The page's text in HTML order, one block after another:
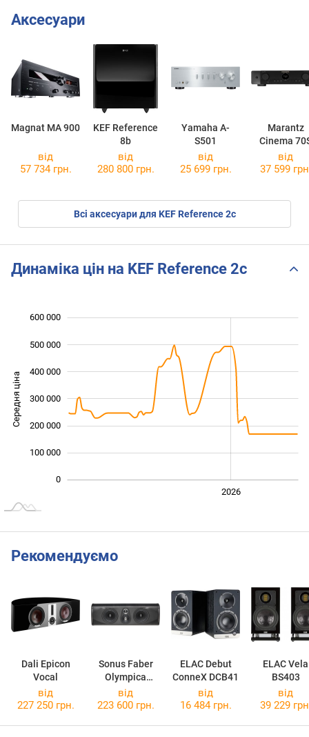
Аксесуари
Magnat MA 900
KEF Reference
8b
Yamaha A-
S501
Marantz
Cinema
від
57 734 грн.
від
280 800 грн.
від
25 699 грн.
від
37 599
Всі аксесуари для KEF Reference 2c
Динаміка цін на KEF Reference 2c
Середня ціна 100 000
0
100 000
200 000
300 000
400 000
500 000
600 000
2026
Рекомендуємо
Dali Epicon
Vocal
Sonus Faber
Olympica
Center
ELAC Debut
ConneX DCB41
ELAC Vela
BS403
від
227 250 грн.
від
223 600 грн.
від
16 484 грн.
від
39 229